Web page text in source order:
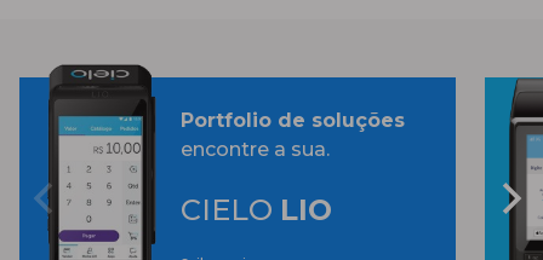
Portfolio de soluções
encontre a sua.
CIELO LIO